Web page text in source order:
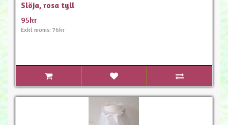
Slöja, rosa tyll
95kr
Exkl moms: 76kr